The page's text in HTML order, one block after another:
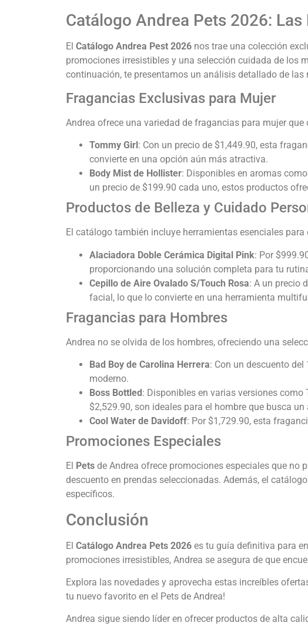
Catálogo Andrea Pets 2026:
El Catálogo Andrea Pest 2026 nos trae una colección
promociones irresistibles y una selección cuidada de los
continuación, te presentamos un análisis detallado de las
Fragancias Exclusivas para Mujer
Andrea ofrece una variedad de fragancias para mujer
Tommy Girl : Con un precio de $1,449.90, esta
convierte en una opción aún más atractiva.
Body Mist de Hollister: Disponibles en aromas
un precio de $199.90 cada uno, estos productos
Productos de Belleza y Cuidado
El catálogo también incluye herramientas esenciales
Alaciadora Doble Cerámica Digital Pink: Por
proporcionando una solución completa para tu
Cepillo de Aire Ovalado S/Touch Rosa: A un precio
facial, lo que lo convierte en una herramienta
Fragancias para Hombres
Andrea no se olvida de los hombres, ofreciendo una
Bad Boy de Carolina Herrera: Con un descuento
moderno.
Boss Bottled : Disponibles en varias versiones
$2,529.90, son ideales para el hombre que busca
Cool Water de Davidoff: Por $1,729.90, esta
Promociones Especiales
El Pets de Andrea ofrece promociones especiales que no
descuento en prendas seleccionadas. Además, el
específicos.
Conclusión
El Catálogo Andrea Pets 2026 es tu guía definitiva para
promociones irresistibles, Andrea se asegura de que
Explora las novedades y aprovecha estas increíbles
tu nuevo favorito en el Pets de Andrea!
Andrea sigue siendo líder en ofrecer productos de alta